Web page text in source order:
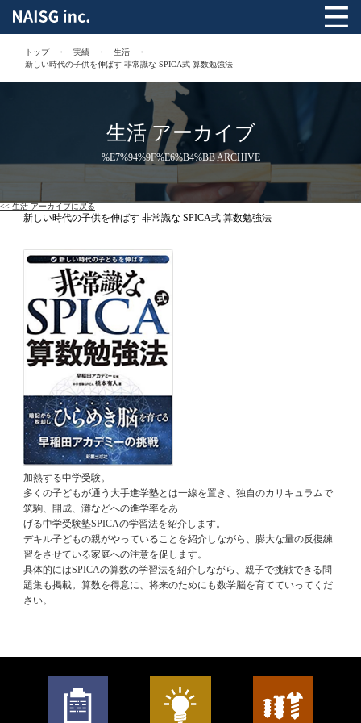
トップ 実績
生活
新しい時代の子供を伸ばす 非常識な SPICA式 算数勉強法
生活 アーカイブ
%E7%94%9F%E6%B4%BB ARCHIVE
<< 生活 アーカイブに戻る
新しい時代の子供を伸ばす 非常識な SPICA式 算数勉強法
加熱する中学受験。
多くの子どもが通う大手進学塾とは一線を置き、独自のカリキュラムで
筑駒、開成、灘などへの進学率をあ
げる中学受験塾SPICAの学習法を紹介します。
デキル子どもの親がやっていることを紹介しながら、膨大な量の反復練
習をさせている家庭への注意を促します。
具体的にはSPICAの算数の学習法を紹介しながら、親子で挑戦できる問
題集も掲載。算数を得意に、将来のためにも数学脳を育てていってくだ
さい。